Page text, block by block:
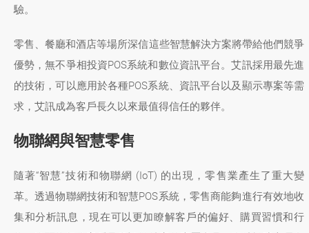
驗。
零售、餐廳和酒店等場所深信這些智慧解決方案將帶給他們競爭
優勢，無不爭相投資POS系統和數位資訊平台。艾訊採用最先進
的技術，可以應用於各種POS系統、資訊平台以及顯示專案等需
求，艾訊成為客戶長久以來最值得信任的夥伴。
物聯網與智慧零售
隨著“智慧”技術和物聯網 (IoT) 的出現，零售業產生了重大變
革。透過物聯網技術和智慧POS系統，零售商能夠進行有效地收
集和分析訊息，現在可以更加瞭解客戶的偏好、購買習慣和行